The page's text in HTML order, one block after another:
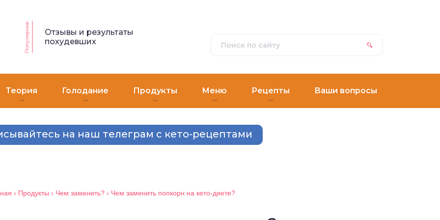
Популярное
Отзывы и результаты
похудевших
Теория Голодание Продукты Меню Рецепты Ваши вопросы
на наш телеграм с кето-рецептами
› Продукты › Чем заменить?› Чем заменить попкорн на кето-диете?